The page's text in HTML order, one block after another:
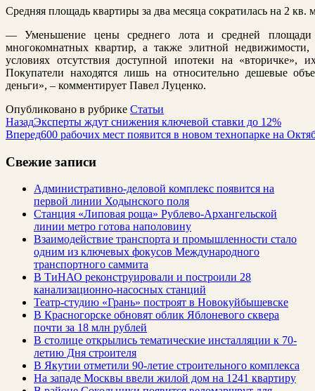
Средняя площадь квартиры за два месяца сократилась на 2 кв.
— Уменьшение цены среднего лота и средней площади
многокомнатных квартир, а также элитной
условиях отсутствия доступной ипотеки на «вторичке»,
Покупатели находятся лишь на относительно дешевые
деньги», – комментирует Павел Луценко.
Опубликовано в рубрике Статьи
НазадЭксперты ждут снижения ключевой ставки до 12%
Вперед600 рабочих мест появится в новом технопарке на
Свежие записи
Административно-деловой комплекс появится на
первой линии Ходынского поля
Станция «Липовая роща» Рублево-Архангельской
линии метро готова наполовину
Взаимодействие транспорта и промышленности стало
одним из ключевых фокусов Международного
транспортного саммита
В ТиНАО реконструировали и построили 28
канализационно-насосных станций
Театр-студию «Грань» построят в Новокуйбышевске
В Красногорске обновят облик Яблоневого сквера
почти за 18 млн рублей
В столице открылись тематические инсталляции к 70-
летию Дня строителя
В Якутии отметили 90-летие строительного комплекса
На западе Москвы ввели жилой дом на 1241 квартиру